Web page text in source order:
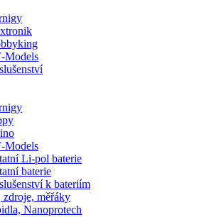
Models
Models
Li-pol baterie
baterie
k bateriím
zdroje, měřáky
Nanoprotech